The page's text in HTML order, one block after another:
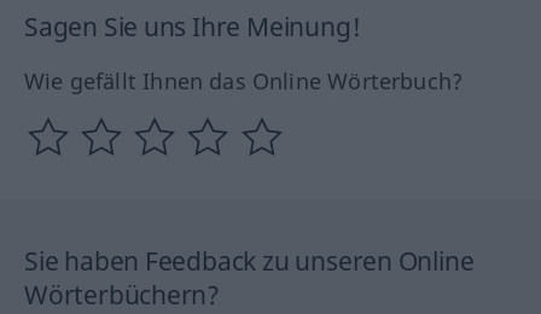
Sagen Sie uns Ihre Meinung!
Wie gefällt Ihnen das Online Wörterbuch?
Sie haben Feedback zu unseren Online
Wörterbüchern?